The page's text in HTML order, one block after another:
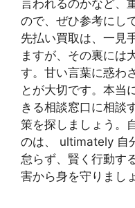
言われるのかなど、
ので、ぜひ参考にし
先払い買取は、一見
ますが、その裏には
す。甘い言葉に惑わ
とが大切です。本当
きる相談窓口に相談
策を探しましょう。
のは、 ultimately 自
怠らず、賢く行動す
害から身を守りまし